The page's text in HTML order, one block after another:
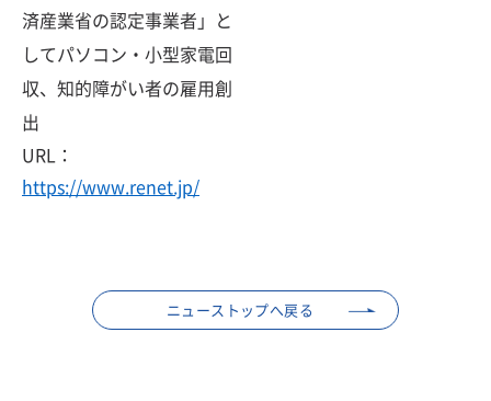
済産業省の認定事業者」と
してパソコン・小型家電回
収、知的障がい者の雇用創
出
URL：
https://www.renet.jp/
ニューストップへ戻る